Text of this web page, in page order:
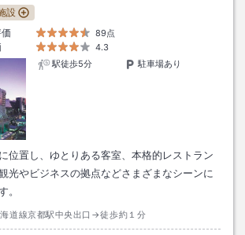
設
89点
4.3
駅徒歩5分
駐車場あり
位置し、ゆとりある客室、本格的レストラン
光やビジネスの拠点などさまざまなシーンに
。
海道線京都駅中央出口→徒歩約１分